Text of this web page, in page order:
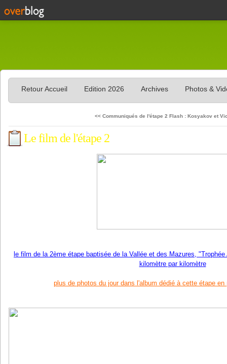
Retour Accueil Edition 2026 Archives Photos &
<< Communiqués de l'étape 2 Flash : Kosyakov et
Le film de l'étape 2
le film de la 2ème étape baptisée de la Vallée et des Mazures,
kilomètre par kilomètre
plus de photos du jour dans l'album dédié à cette étape en